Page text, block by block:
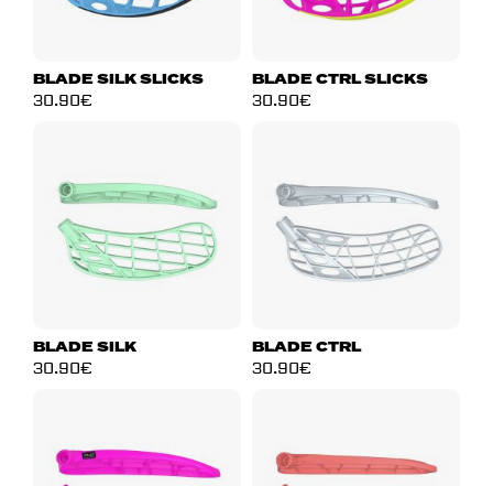
BLADE SILK SLICKS
30.90€
BLADE CTRL SLICKS
30.90€
BLADE SILK
30.90€
BLADE CTRL
30.90€